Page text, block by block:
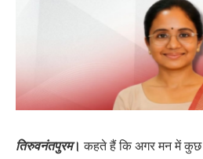
तिरुवनंतपुरम। कहते हैं कि अगर मन में कुछ